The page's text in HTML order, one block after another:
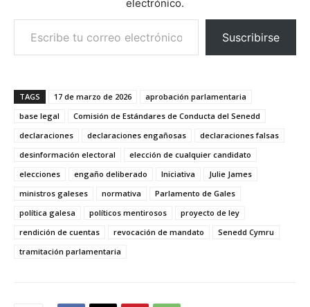
electrónico.
Escribe tu correo electrónico…
Suscribirse
TAGS 17 de marzo de 2026
aprobación parlamentaria
base legal
Comisión de Estándares de Conducta del Senedd
declaraciones
declaraciones engañosas
declaraciones falsas
desinformación electoral
elección de cualquier candidato
elecciones
engaño deliberado Iniciativa
Julie James
ministros galeses
normativa
Parlamento de Gales
política galesa
políticos mentirosos
proyecto de ley
rendición de cuentas
revocación de mandato
Senedd Cymru
tramitación parlamentaria